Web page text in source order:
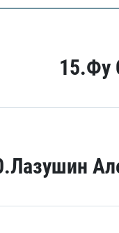
15.Фу